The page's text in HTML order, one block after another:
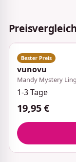
vunovu
Mandy Mystery
1-3 Tage
19,95 €